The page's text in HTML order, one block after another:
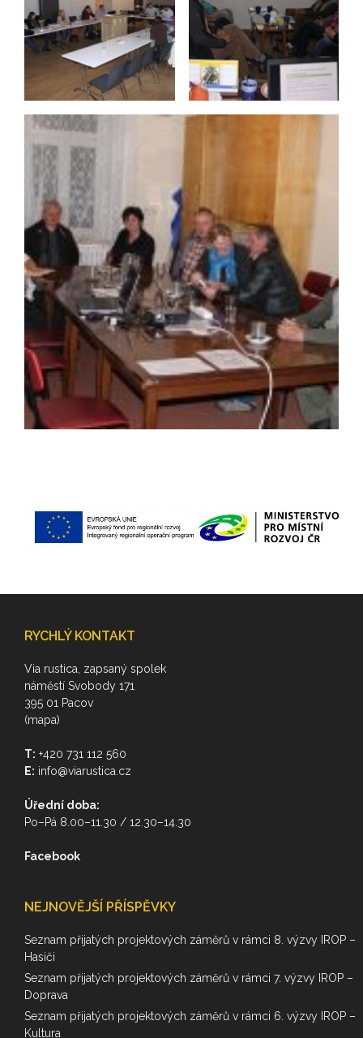
RYCHLÝ KONTAKT
Via rustica, zapsaný spolek
náměstí Svobody 171
395 01 Pacov
(mapa)
T: +420 731 112 560
E: info@viarustica.cz
Úřední doba:
Po–Pá 8.00–11.30 / 12.30–14.30
Facebook
NEJNOVĚJŠÍ PŘÍSPĚVKY
Seznam přijatých projektových záměrů v rámci 8. výzvy IROP –
Hasiči
Seznam přijatých projektových záměrů v rámci 7. výzvy IROP –
Doprava
Seznam přijatých projektových záměrů v rámci 6. výzvy IROP –
Kultura